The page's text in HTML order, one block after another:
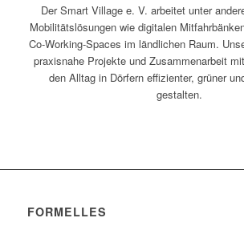
Der Smart Village e. V. arbeitet unter
Mobilitätslösungen wie digitalen
Co-Working-Spaces im ländlichen Raum.
praxisnahe Projekte und Zusammenarbeit
den Alltag in Dörfern effizienter, grüner
gestalten.
FORMELLES